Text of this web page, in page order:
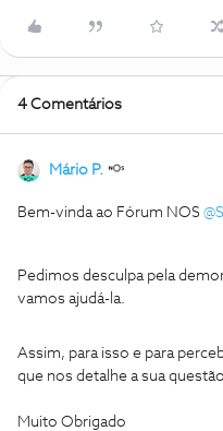
4 Comentários
Mário P.
Bem-vinda ao Fórum NOS
Pedimos desculpa pela
vamos ajudá-la.
Assim, para isso e para
que nos detalhe a sua
Muito Obrigado